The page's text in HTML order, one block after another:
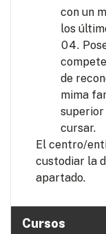
con un
los
de
mima
superior
cursar.
El centro/
custodiar la
apartado.
Cursos